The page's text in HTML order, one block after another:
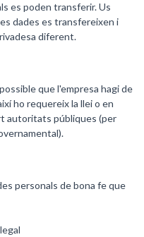
es poden transferir. Us
dades es transfereixen i
diferent.
que l'empresa hagi de
ho requereix la llei o en
autoritats públiques (per
personals de bona fe que